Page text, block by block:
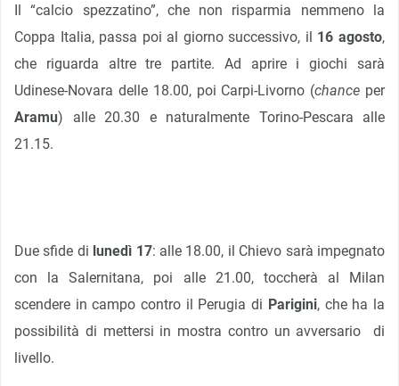
Il “calcio spezzatino”, che non risparmia nemmeno la
Coppa Italia, passa poi al giorno successivo, il 16 agosto,
che riguarda altre tre partite. Ad aprire i giochi sarà
Udinese-Novara delle 18.00, poi Carpi-Livorno (chance per
Aramu) alle 20.30 e naturalmente Torino-Pescara alle
21.15.
Due sfide di lunedì 17: alle 18.00, il Chievo sarà impegnato
con la Salernitana, poi alle 21.00, toccherà al Milan
scendere in campo contro il Perugia di Parigini, che ha la
possibilità di mettersi in mostra contro un avversario di
livello.